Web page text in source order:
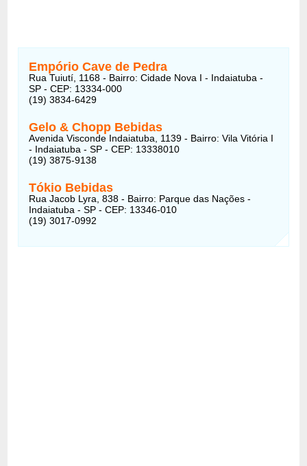
Empório Cave de Pedra
Rua Tuiutí, 1168 - Bairro: Cidade Nova I - Indaiatuba -
SP - CEP: 13334-000
(19) 3834-6429
Gelo & Chopp Bebidas
Avenida Visconde Indaiatuba, 1139 - Bairro: Vila Vitória I
- Indaiatuba - SP - CEP: 13338010
(19) 3875-9138
Tókio Bebidas
Rua Jacob Lyra, 838 - Bairro: Parque das Nações -
Indaiatuba - SP - CEP: 13346-010
(19) 3017-0992